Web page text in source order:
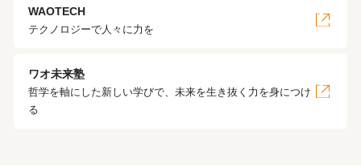
WAOTECH
テクノロジーで人々に力を
ワオ未来塾
哲学を軸にした新しい学びで、未来を生き抜く力を身につけ
る